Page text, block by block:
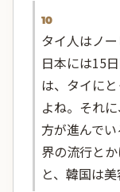
10
タイ人はノ
日本には15
は、タイに
よね。それ
方が進んで
界の流行と
と、韓国は